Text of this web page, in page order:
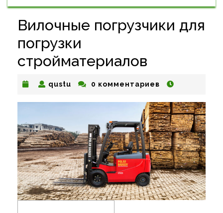
Button
Вилочные погрузчики для
погрузки
стройматериалов
qustu qustu0 комментариев